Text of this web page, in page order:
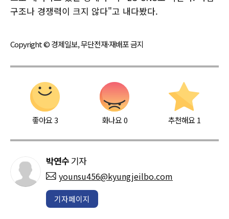
구조나 경쟁력이 크지 않다"고 내다봤다.
Copyright © 경제일보, 무단전재·재배포 금지
좋아요3 화나요0 추천해요 1
박연수 기자
younsu456@kyungjeilbo.com
기자페이지